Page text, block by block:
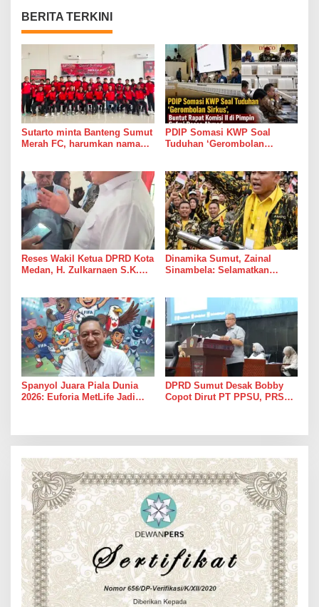
BERITA TERKINI
Sutarto minta Banteng Sumut
Merah FC, harumkan nama
PDIP Somasi KWP Soal
Tuduhan ‘Gerombolan
Ahmad
Reses Wakil Ketua DPRD Kota
Medan, H. Zulkarnaen S.K.M
Perjuangan Diaspal Mulus
Dinamika Sumut, Zainal
Sinambela: Selamatkan
Spanyol Juara Piala Dunia
2026: Euforia MetLife Jadi
DPRD Sumut Desak Bobby
Copot Dirut PT PPSU, PRSU